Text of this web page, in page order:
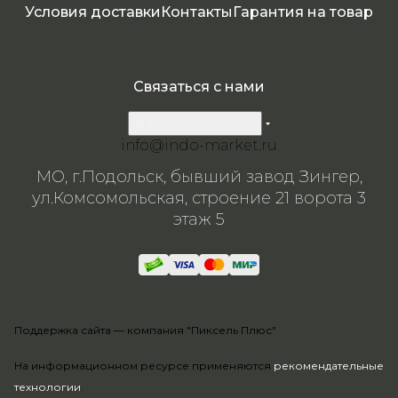
Условия доставки Контакты Гарантия на товар
На информационном ресурсе применяются рекомендательные
технологии.
Связаться с нами
info@indo-market.ru
МО, г.Подольск, бывший завод Зингер,
ул.Комсомольская, строение 21 ворота 3
этаж 5
Поддержка сайта — компания "Пиксель Плюс"